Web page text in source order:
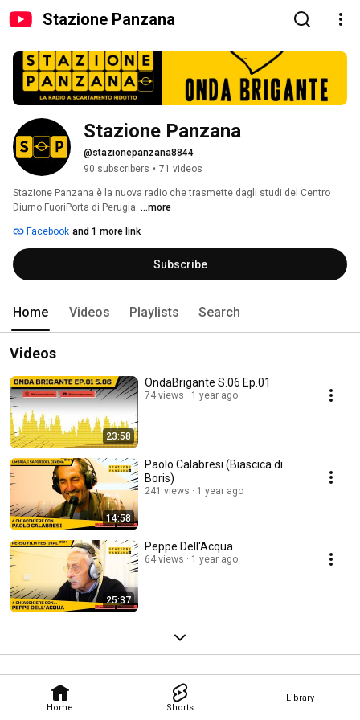
Stazione Panzana
Home Shorts
Library
Stazione Panzana
@stazionepanzana8844
90 subscribers • 71 videos
Stazione Panzana è la nuova radio che trasmette dagli studi del Centro
Diurno FuoriPorta di Perugia. ...more
Facebook and 1 more link
Subscribe
Home Videos Playlists Search
Videos
23:58
OndaBrigante S.06 Ep.01
74 views 1 year ago
14:58
Paolo Calabresi (Biascica di
Boris)
241 views 1 year ago
25:37
Peppe Dell'Acqua
64 views 1 year ago